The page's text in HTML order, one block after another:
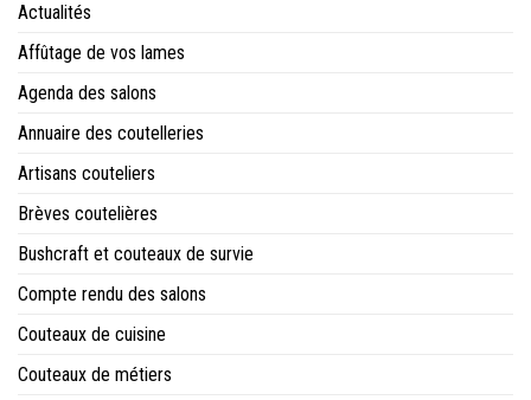
Actualités
Affûtage de vos lames
Agenda des salons
Annuaire des coutelleries
Artisans couteliers
Brèves coutelières
Bushcraft et couteaux de survie
Compte rendu des salons
Couteaux de cuisine
Couteaux de métiers